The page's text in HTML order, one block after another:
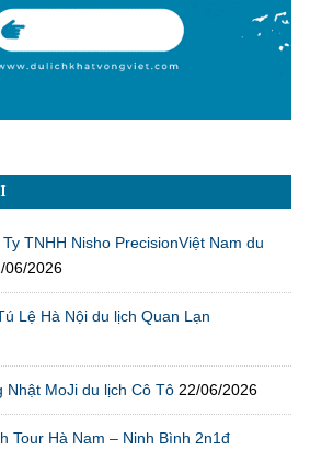
TNHH Nisho PrecisionViệt Nam du
06/2026
Lệ Hà Nội du lịch Quan Lạn
Nhật MoJi du lịch Cô Tô 22/06/2026
Tour Hà Nam – Ninh Bình 2n1đ